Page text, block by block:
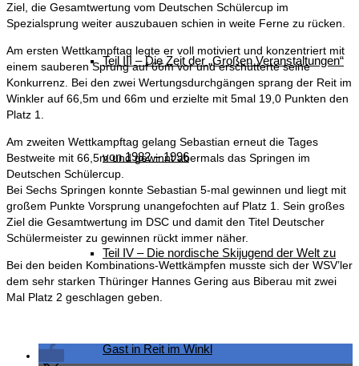
Teil III – Die Zeit der „Großen Veranstaltungen“
von 1982 – 1996
Teil IV – Die nordische Skijugend der Welt zu
Gast in Reit im Winkl
Ziel, die Gesamtwertung vom Deutschen Schülercup im
Spezialsprung weiter auszubauen schien in weite Ferne zu rücken.
Am ersten Wettkampftag legte er voll motiviert und konzentriert mit
einem sauberen Sprung auf 66m vor und erschütterte seine
Konkurrenz. Bei den zwei Wertungsdurchgängen sprang der Reit im
Winkler auf 66,5m und 66m und erzielte mit 5mal 19,0 Punkten den
Platz 1.
Am zweiten Wettkampftag gelang Sebastian erneut die Tages
Bestweite mit 66,5m und gewinnt abermals das Springen im
Deutschen Schülercup.
Bei Sechs Springen konnte Sebastian 5-mal gewinnen und liegt mit
großem Punkte Vorsprung unangefochten auf Platz 1. Sein großes
Ziel die Gesamtwertung im DSC und damit den Titel Deutscher
Schülermeister zu gewinnen rückt immer näher.
Bei den beiden Kombinations-Wettkämpfen musste sich der WSV’ler
dem sehr starken Thüringer Hannes Gering aus Biberau mit zwei
Mal Platz 2 geschlagen geben.